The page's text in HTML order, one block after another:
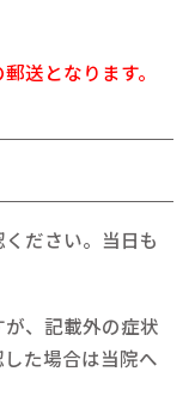
送となります。
ださい。当日も
、記載外の症状
た場合は当院へ